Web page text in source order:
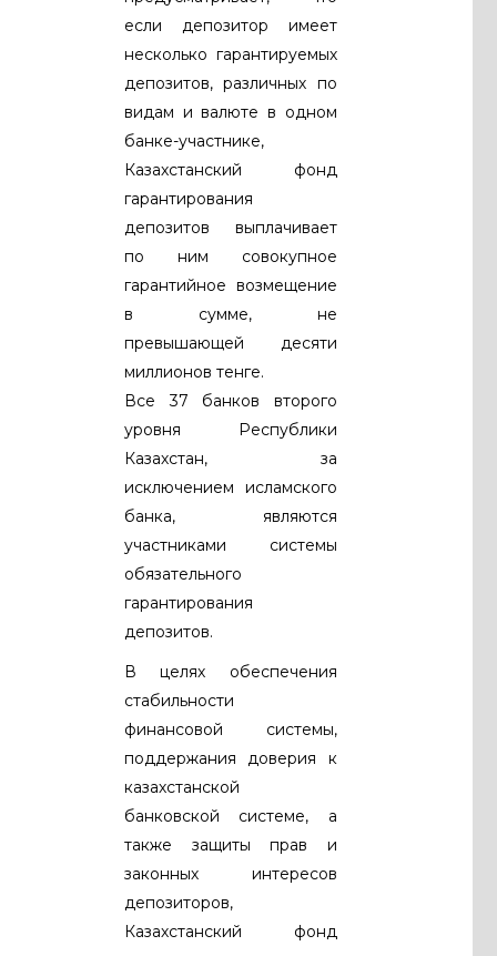
если депозитор имеет
несколько гарантируемых
депозитов, различных по
видам и валюте в одном
банке-участнике,
Казахстанский фонд
гарантирования
депозитов выплачивает
по ним совокупное
гарантийное возмещение
в сумме, не
превышающей десяти
миллионов тенге.
Все 37 банков второго
уровня Республики
Казахстан, за
исключением исламского
банка, являются
участниками системы
обязательного
гарантирования
депозитов.
В целях обеспечения
стабильности
финансовой системы,
поддержания доверия к
казахстанской
банковской системе, а
также защиты прав и
законных интересов
депозиторов,
Казахстанский фонд